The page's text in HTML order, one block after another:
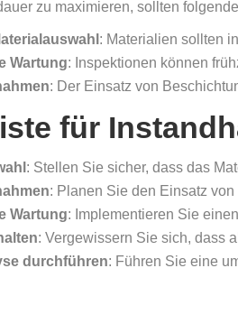
zu maximieren, sollten
: Materialien sollten
Wartung: Inspektionen können
: Der Einsatz von
für
: Stellen Sie sicher, dass das
: Planen Sie den Einsatz
Wartung: Implementieren Sie
: Vergewissern Sie sich, dass
durchführen: Führen Sie eine